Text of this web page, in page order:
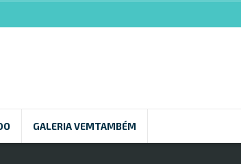
GALERIA VEMTAMBÉM